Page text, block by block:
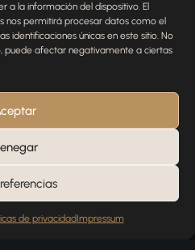
la información del dispositivo. El
nos permitirá procesar datos como el
identificaciones únicas en este sitio. No
puede afectar negativamente a ciertas
de privacidadImpressum